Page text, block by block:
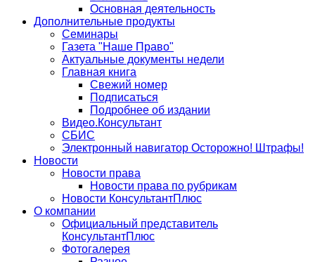
Основная деятельность
Дополнительные продукты
Семинары
Газета "Наше Право"
Актуальные документы недели
Главная книга
Свежий номер
Подписаться
Подробнее об издании
Видео.Консультант
СБИС
Электронный навигатор Осторожно! Штрафы!
Новости
Новости права
Новости права по рубрикам
Новости КонсультантПлюс
О компании
Официальный представитель
КонсультантПлюс
Фотогалерея